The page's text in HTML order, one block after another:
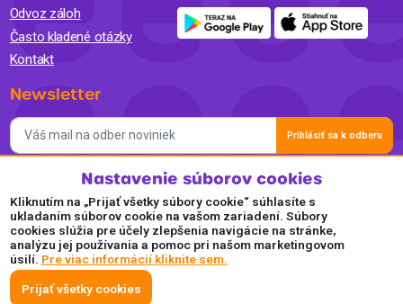
Odvoz záloh
Často kladené otázky
Kontakt
Newsletter
Prihlásiť sa k odberu
Súhlasím so spracovaním osobných údajov a so zasielaním
newslettra na marketingové účely a oboznámil som sa so
Zásadami ochrany osobných údajov.
Akceptujeme
Plaťte pohodlne a bezpečne online.
Nastavenie súborov cookies
Kliknutím na „Prijať všetky súbory cookie“ súhlasíte s
ukladaním súborov cookie na vašom zariadení. Súbory
cookies slúžia pre účely zlepšenia navigácie na stránke,
analýzu jej používania a pomoc pri našom marketingovom
úsilí. Pre viac informácií kliknite sem.
Prijať všetky cookies